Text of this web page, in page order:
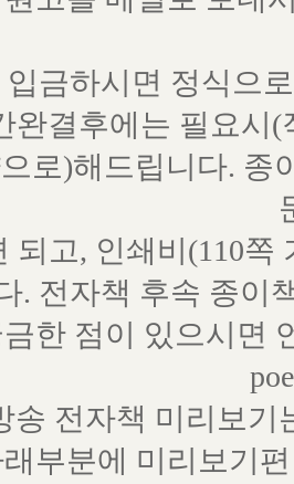
입금하시면 정식으
완결후에는 필요시
로)해드립니다. 종
되고, 인쇄비(110
. 전자책 후속 종이
한 점이 있으시면
송 전자책 미리보
부분에 미리보기